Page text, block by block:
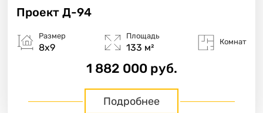
Проект Д-94
Размер
8х9
Площадь
133 м²
Комнат
1 882 000 руб.
Подробнее